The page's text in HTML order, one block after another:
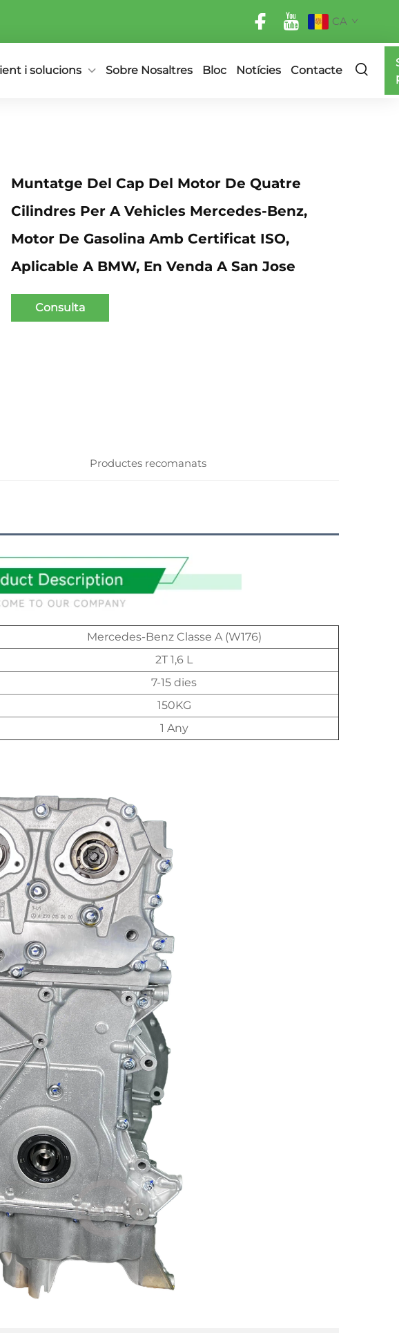
CA
i solucions Sobre Nosaltres Bloc Notícies Contacte
Muntatge Del Cap Del Motor De Quatre
Cilindres Per A Vehicles Mercedes-Benz,
Motor De Gasolina Amb Certificat ISO,
Aplicable A BMW, En Venda A San Jose
Consulta
Productes recomanats
Mercedes-Benz Classe A (W176)
2T 1,6 L
7-15 dies
150KG
1 Any